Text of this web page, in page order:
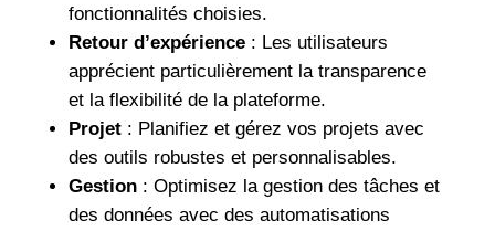
fonctionnalités choisies.
Retour d’expérience: Les utilisateurs
apprécient particulièrement la transparence
et la flexibilité de la plateforme.
Projet: Planifiez et gérez vos projets avec
des outils robustes et personnalisables.
Gestion: Optimisez la gestion des tâches et
des données avec des automatisations